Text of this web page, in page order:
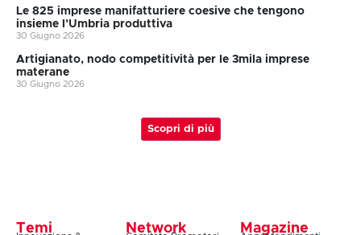
Le 825 imprese manifatturiere coesive che tengono
insieme l’Umbria produttiva
30 Giugno 2026
Artigianato, nodo competitività per le 3mila imprese
materane
30 Giugno 2026
Scopri di più
Temi Network Magazine